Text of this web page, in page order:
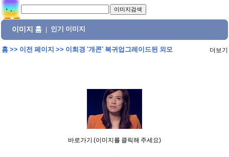
이미지 홈 인기 이미지
홈>> 이전 페이지 >> 이희경 '개콘' 복귀업그레이드된 외모 더보기
바로가기 (이미지를 클릭해 주세요)